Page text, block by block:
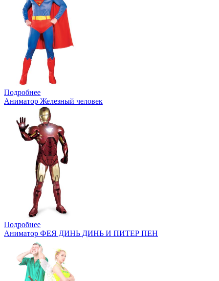
Подробнее
Аниматор Железный человек
Подробнее
Аниматор ФЕЯ ДИНЬ ДИНЬ И ПИТЕР ПЕН